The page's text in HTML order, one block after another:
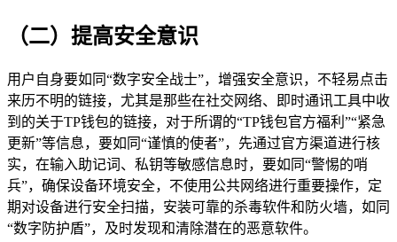
（二）提高安全意识
用户自身要如同“数字安全战士”，增强安全意识，不轻易点击
来历不明的链接，尤其是那些在社交网络、即时通讯工具中收
到的关于TP钱包的链接，对于所谓的“TP钱包官方福利”“紧急
更新”等信息，要如同“谨慎的使者”，先通过官方渠道进行核
实，在输入助记词、私钥等敏感信息时，要如同“警惕的哨
兵”，确保设备环境安全，不使用公共网络进行重要操作，定
期对设备进行安全扫描，安装可靠的杀毒软件和防火墙，如同
“数字防护盾”，及时发现和清除潜在的恶意软件。